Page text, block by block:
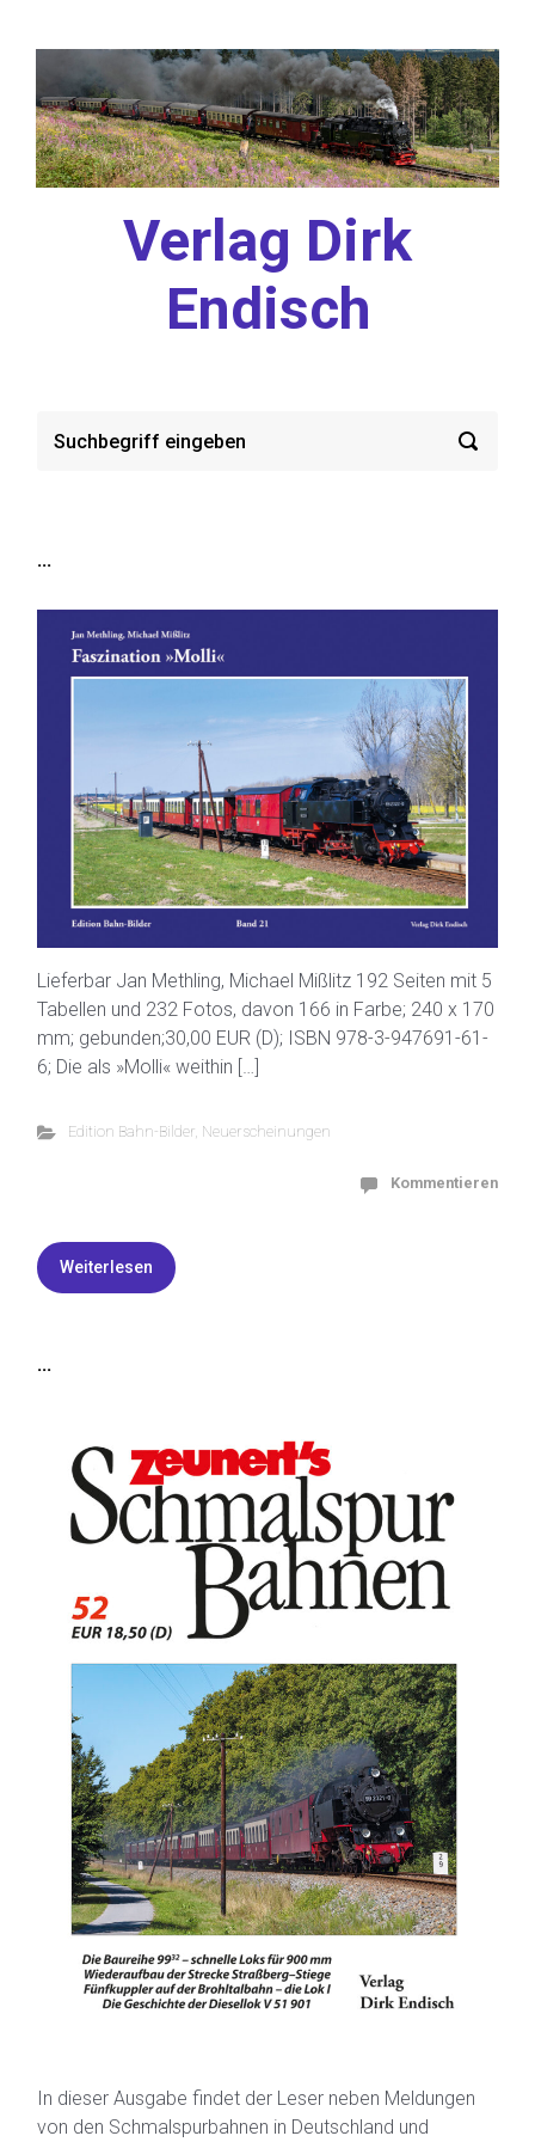
Verlag Dirk
Endisch
...
Lieferbar Jan Methling, Michael Mißlitz 192 Seiten mit 5
Tabellen und 232 Fotos, davon 166 in Farbe; 240 x 170
mm; gebunden;30,00 EUR (D); ISBN 978-3-947691-61-
6; Die als »Molli« weithin […]
Edition Bahn-Bilder, Neuerscheinungen
Kommentieren
Weiterlesen
...
In dieser Ausgabe findet der Leser neben Meldungen
von den Schmalspurbahnen in Deutschland und